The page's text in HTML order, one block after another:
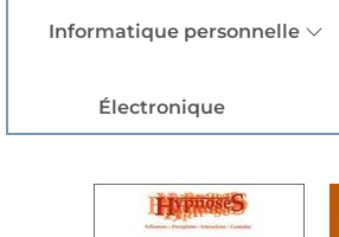
Informatique personnelle
Électronique